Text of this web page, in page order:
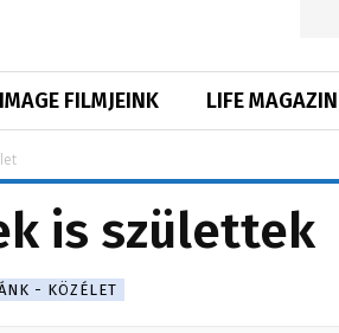
IMAGE FILMJEINK LIFE MAGAZIN
is születtek
- KÖZÉLET